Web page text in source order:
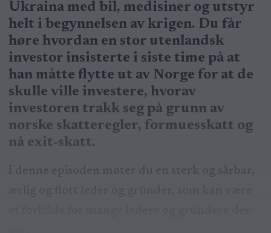
Ukraina med bil, medisiner og utstyr
helt i begynnelsen av krigen. Du får
høre hvordan en stor utenlandsk
investor insisterte i siste time på at
han måtte flytte ut av Norge for at de
skulle ville investere, hvorav
investoren trakk seg på grunn av
norske skatteregler, formuesskatt og
nå exit-skatt.
I denne episoden møter du en sterk og sårbar,